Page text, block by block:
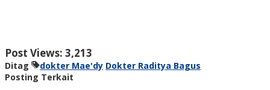
Post Views: 3,213
Ditag dokter Mae'dy Dokter Raditya Bagus
Posting Terkait